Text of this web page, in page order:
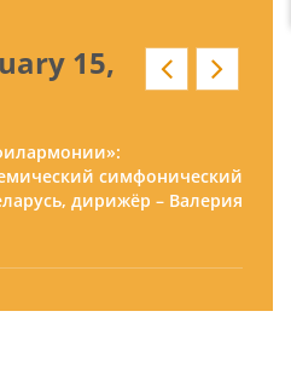
15,
симфонический
дирижёр – Валерия